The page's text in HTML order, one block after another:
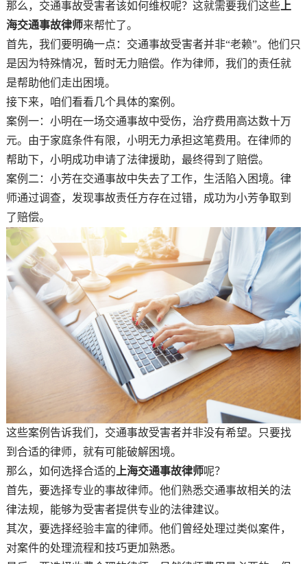
那么，交通事故受害者该如何维权呢？这就需要我们这些上
海交通事故律师来帮忙了。
首先，我们要明确一点：交通事故受害者并非“老赖”。他们只
是因为特殊情况，暂时无力赔偿。作为律师，我们的责任就
是帮助他们走出困境。
接下来，咱们看看几个具体的案例。
案例一：小明在一场交通事故中受伤，治疗费用高达数十万
元。由于家庭条件有限，小明无力承担这笔费用。在律师的
帮助下，小明成功申请了法律援助，最终得到了赔偿。
案例二：小芳在交通事故中失去了工作，生活陷入困境。律
师通过调查，发现事故责任方存在过错，成功为小芳争取到
了赔偿。
这些案例告诉我们，交通事故受害者并非没有希望。只要找
到合适的律师，就有可能破解困境。
那么，如何选择合适的上海交通事故律师呢？
首先，要选择专业的事故律师。他们熟悉交通事故相关的法
律法规，能够为受害者提供专业的法律建议。
其次，要选择经验丰富的律师。他们曾经处理过类似案件，
对案件的处理流程和技巧更加熟悉。